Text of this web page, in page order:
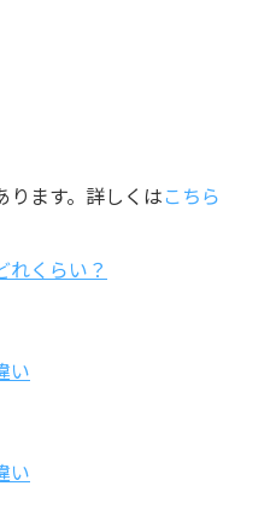
ます。詳しくはこちら
れくらい？
い
い